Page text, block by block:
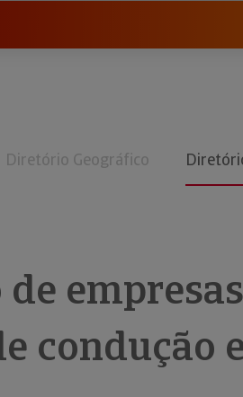
Diretório Geográfico
condução